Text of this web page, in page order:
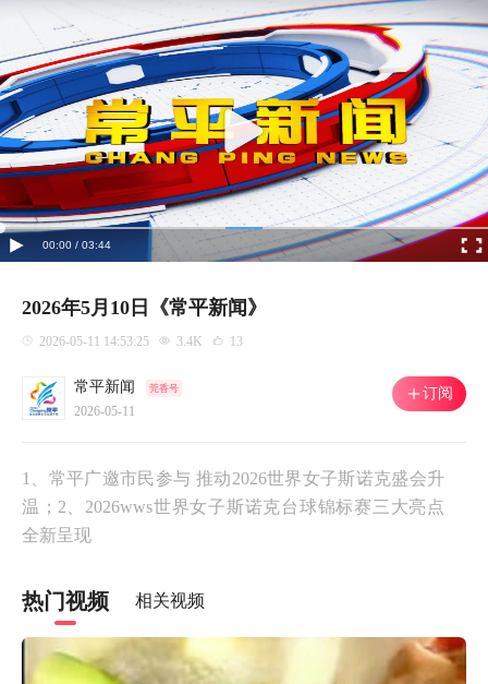
00:00 / 03:44
2026年5月10日《常平新闻》
2026-05-11 14:53:25 3.4K 13
常平新闻 莞香号
2026-05-11
订阅
1、常平广邀市民参与 推动2026世界女子斯诺克盛会升
温；2、2026wws世界女子斯诺克台球锦标赛三大亮点
全新呈现
热门视频 相关视频